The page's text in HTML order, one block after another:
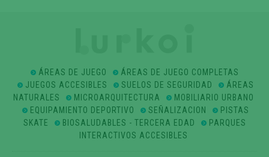
ÁREAS DE JUEGO
ÁREAS DE JUEGO COMPLETAS
JUEGOS ACCESIBLES
SUELOS DE SEGURIDAD
ÁREAS
NATURALES
MICROARQUITECTURA
MOBILIARIO URBANO
EQUIPAMIENTO DEPORTIVO
SEÑALIZACION
PISTAS
SKATE
BIOSALUDABLES - TERCERA EDAD
PARQUES
INTERACTIVOS ACCESIBLES